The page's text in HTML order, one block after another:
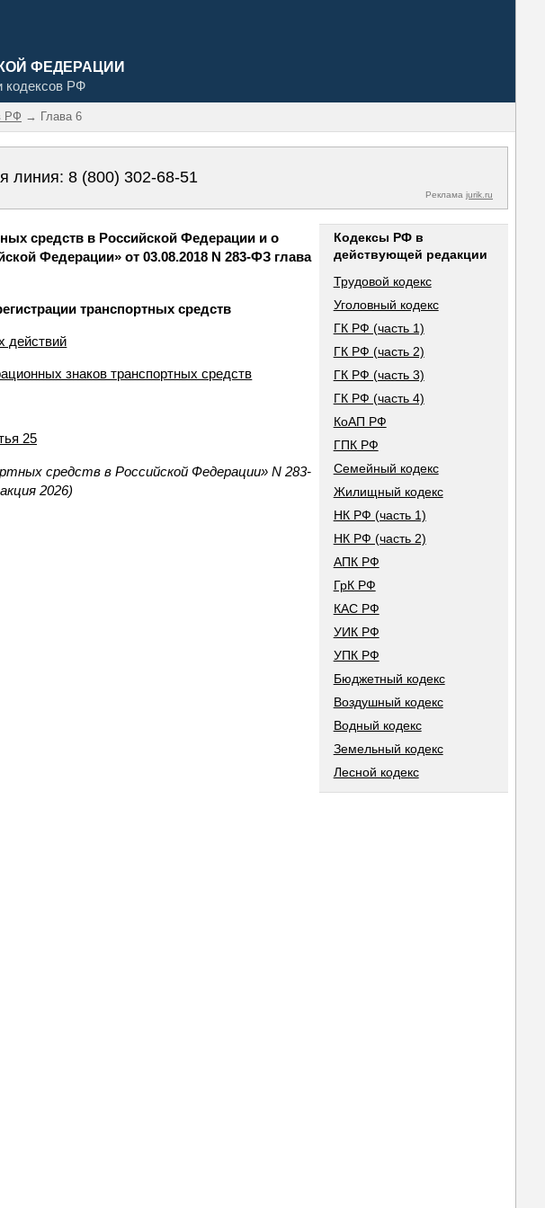
ФЕДЕРАЦИИ
кодексов РФ
РФ → Глава 6
линия: 8 (800) 302-68-51
Реклама jurik.ru
средств в Российской Федерации и о
Федерации» от 03.08.2018 N 283-ФЗ глава
транспортных средств
действий
знаков транспортных средств
25
средств в Российской Федерации» N 283-
2026)
Кодексы РФ в
действующей редакции
Трудовой кодекс
Уголовный кодекс
ГК РФ (часть 1)
ГК РФ (часть 2)
ГК РФ (часть 3)
ГК РФ (часть 4)
КоАП РФ
ГПК РФ
Семейный кодекс
Жилищный кодекс
НК РФ (часть 1)
НК РФ (часть 2)
АПК РФ
ГрК РФ
КАС РФ
УИК РФ
УПК РФ
Бюджетный кодекс
Воздушный кодекс
Водный кодекс
Земельный кодекс
Лесной кодекс